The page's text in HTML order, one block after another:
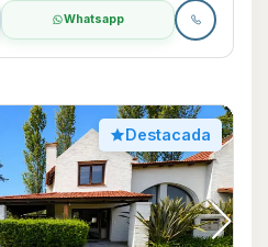
Whatsapp
Destacada